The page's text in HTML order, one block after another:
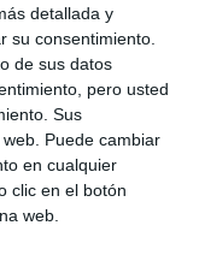
detallada y
su consentimiento.
de sus datos
pero usted
Sus
Puede cambiar
en cualquier
clic en el botón
web.